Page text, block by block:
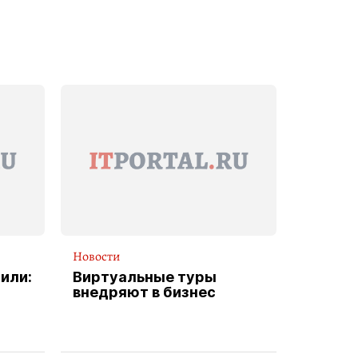
Новости
Виртуальные туры
внедряют в бизнес